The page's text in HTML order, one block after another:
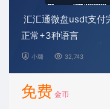
汇汇通微盘usdt支付
正常+3种语言
小璐 32,743
免费 金币